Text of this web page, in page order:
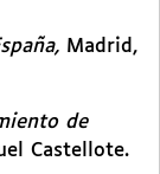
Madrid,
de
Castellote.